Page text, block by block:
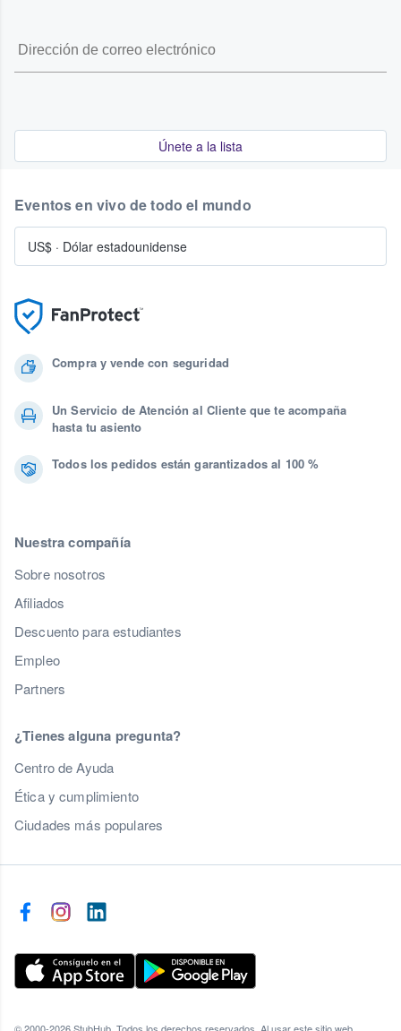
Únete a la lista
Compra y vende con seguridad
Un Servicio de Atención al Cliente que te acompaña
hasta tu asiento
Todos los pedidos están garantizados al 100 %
Nuestra compañía
Sobre nosotros
Afiliados
Descuento para estudiantes
Empleo
Partners
¿Tienes alguna pregunta?
Centro de Ayuda
Ética y cumplimiento
Ciudades más populares
Eventos en vivo de todo el mundo
US$ · Dólar estadounidense